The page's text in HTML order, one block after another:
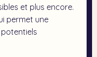
et plus encore.
permet une